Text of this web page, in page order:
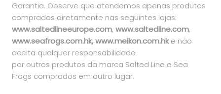
Garantia. Observe que atendemos apenas produtos
comprados diretamente nas seguintes lojas:
www.saltedlineeurope.com, www.saltedline.com,
www.seafrogs.com.hk, www.meikon.com.hke não
aceita qualquer responsabilidade
por outros produtos da marca Salted Line e Sea
Frogs comprados em outro lugar.